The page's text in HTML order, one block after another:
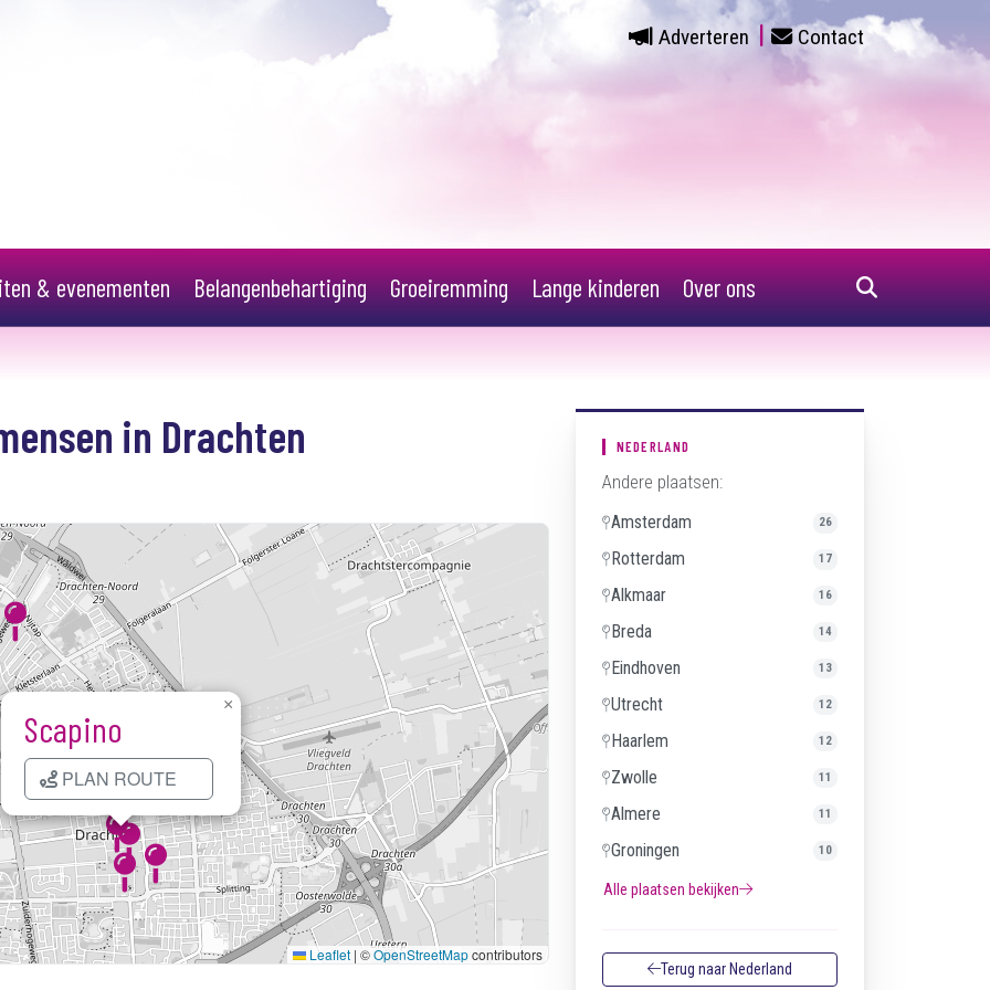
Adverteren Contact
& evenementen Belangenbehartiging Groeiremming Lange kinderen Over ons
in Drachten
Scapino
PLAN ROUTE
×
Leaflet | ©OpenStreetMapcontributors
NEDERLAND
Andere plaatsen:
Amsterdam 26
Rotterdam 17
Alkmaar 16
Breda 14
Eindhoven 13
Utrecht 12
Haarlem 12
Zwolle 11
Almere 11
Groningen 10
Alle plaatsen bekijken
Terug naar Nederland